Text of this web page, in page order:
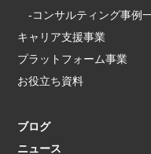
-コンサルティング事例
キャリア支援事業
プラットフォーム事業
お役立ち資料
ブログ
ニュース